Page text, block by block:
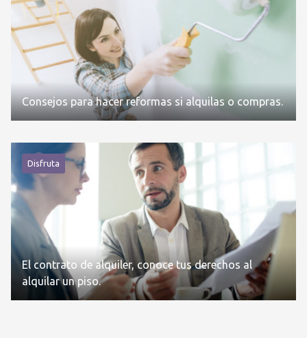
Consejos para hacer reformas si alquilas o compras.
Disfruta
El contrato de alquiler, conoce tus derechos al
alquilar un piso.